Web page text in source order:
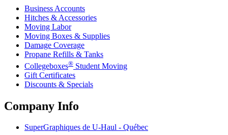
Business Accounts
Hitches & Accessories
Moving Labor
Moving Boxes & Supplies
Damage Coverage
Propane Refills & Tanks
Collegeboxes® Student Moving
Gift Certificates
Discounts & Specials
Company Info
SuperGraphiques de U-Haul - Québec